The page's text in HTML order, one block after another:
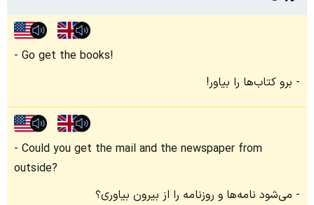
Go get the books!
برو کتاب‌ها را بیاور!
Could you get the mail and the newspaper from
outside?
می‌شود نامه‌ها و روزنامه را از بیرون بیاوری؟